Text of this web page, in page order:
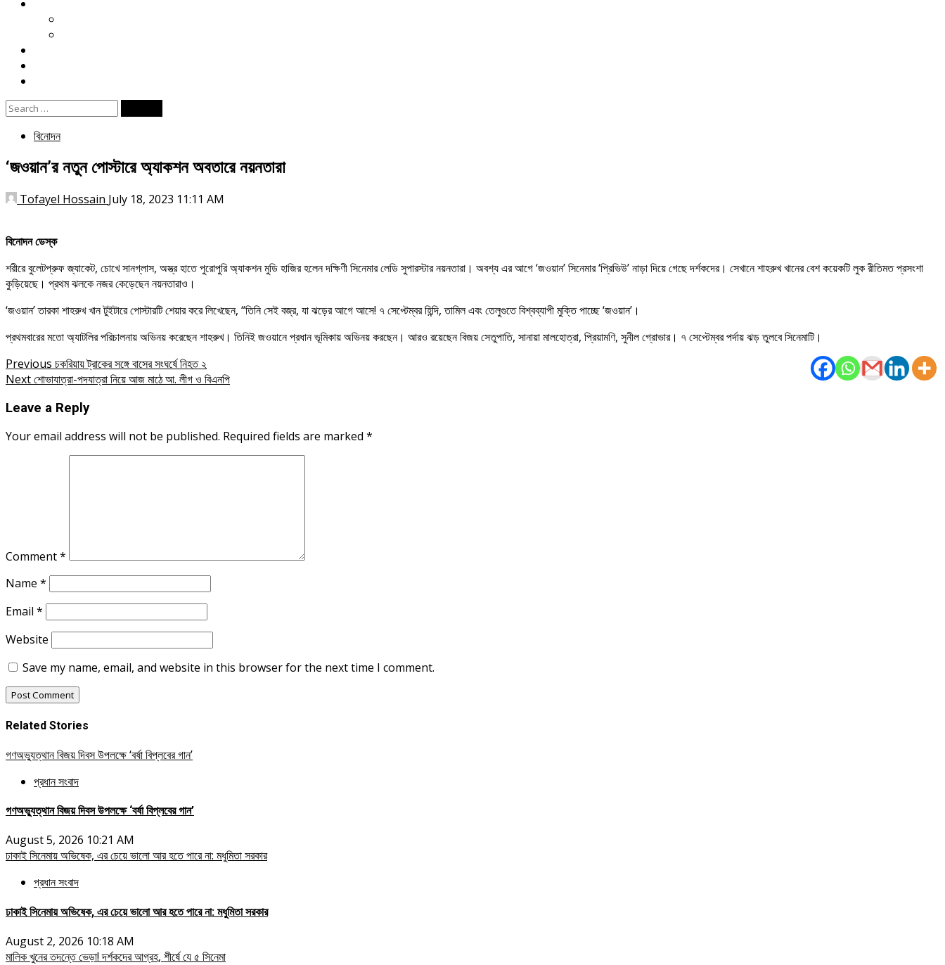
Search
বিনোদন
‘জওয়ান’র নতুন পোস্টারে অ্যাকশন অবতারে নয়নতারা
Tofayel Hossain July 18, 2023 11:11 AM
বিনোদন ডেস্ক
শরীরে বুলেটপ্রুফ জ্যাকেট, চোখে সানগ্লাস, অস্ত্র হাতে পুরোপুরি অ্যাকশন মুডি হাজির হলেন দক্ষিণী সিনেমার লেডি সুপারস্টার নয়নতারা। অবশ্য এর আগে ‘জওয়ান’ সিনেমার ‘প্রিভিউ’ নাড়া দিয়ে গেছে দর্শকদের। সেখানে শাহরুখ খানের বেশ কয়েকটি লুক রীতিমত প্রসংশা
কুড়িয়েছে। প্রথম ঝলকে নজর কেড়েছেন নয়নতারাও।
‘জওয়ান’ তারকা শাহরুখ খান টুইটারে পোস্টারটি শেয়ার করে লিখেছেন, “তিনি সেই বজ্র, যা ঝড়ের আগে আসে! ৭ সেপ্টেম্বর হিন্দি, তামিল এবং তেলুগুতে বিশ্বব্যাপী মুক্তি পাচ্ছে ‘জওয়ান’।
প্রথমবারের মতো অ্যাটলির পরিচালনায় অভিনয় করেছেন শাহরুখ। তিনিই জওয়ানে প্রধান ভূমিকায় অভিনয় করছেন। আরও রয়েছেন বিজয় সেতুপাতি, সানায়া মালহোত্রা, প্রিয়ামণি, সুনীল গ্রোভার। ৭ সেপ্টেম্বর পর্দায় ঝড় তুলবে সিনেমাটি।
Post
navigation
Previous চকরিয়ায় ট্রাকের সঙ্গে বাসের সংঘর্ষে নিহত ২
Nextশোভাযাত্রা-পদযাত্রা নিয়ে আজ মাঠে আ. লীগ ও বিএনপি
Leave a Reply
Your email address will not be published. Required fields are marked *
Comment*
Name *
Email *
Website
Save my name, email, and website in this browser for the next time I comment.
Related Stories
গণঅভ্যুত্থান বিজয় দিবস উপলক্ষে ‘বর্ষা বিপ্লবের গান’
প্রধান সংবাদ
গণঅভ্যুত্থান বিজয় দিবস উপলক্ষে ‘বর্ষা বিপ্লবের গান’
August 5, 2026 10:21 AM
ঢাকাই সিনেমায় অভিষেক, এর চেয়ে ভালো আর হতে পারে না: মধুমিতা সরকার
প্রধান সংবাদ
ঢাকাই সিনেমায় অভিষেক, এর চেয়ে ভালো আর হতে পারে না: মধুমিতা সরকার
August 2, 2026 10:18 AM
মালিক খুনের তদন্তে ভেড়া! দর্শকদের আগ্রহ, শীর্ষে যে ৫ সিনেমা